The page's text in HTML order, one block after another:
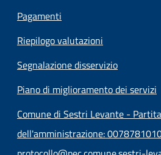
Pagamenti
Riepilogo valutazioni
Segnalazione disservizio
Piano di miglioramento dei servizi
Comune di Sestri Levante -
dell'amministrazione: